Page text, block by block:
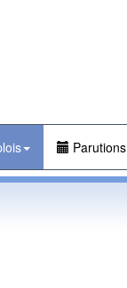
Parutions